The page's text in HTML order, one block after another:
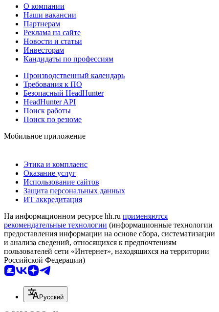
О компании
Наши вакансии
Партнерам
Реклама на сайте
Новости и статьи
Инвесторам
Кандидаты по профессиям
Производственный календарь
Требования к ПО
Безопасный HeadHunter
HeadHunter API
Поиск работы
Поиск по резюме
Мобильное приложение
Этика и комплаенс
Оказание услуг
Использование сайтов
Защита персональных данных
ИТ аккредитация
На информационном ресурсе hh.ru применяются
рекомендательные технологии (информационные технологии
предоставления информации на основе сбора, систематизации
и анализа сведений, относящихся к предпочтениям
пользователей сети «Интернет», находящихся на территории
Российской Федерации)
Русский